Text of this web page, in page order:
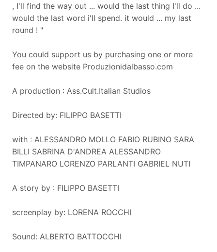
, I'll find the way out ... would the last thing I'll do ...
would the last word i'll spend. it would ... my last
round ! "
You could support us by purchasing one or more
fee on the website Produzionidalbasso.com
A production : Ass.Cult.Italian Studios
Directed by: FILIPPO BASETTI
with : ALESSANDRO MOLLO FABIO RUBINO SARA
BILLI SABRINA D'ANDREA ALESSANDRO
TIMPANARO LORENZO PARLANTI GABRIEL NUTI
A story by : FILIPPO BASETTI
screenplay by: LORENA ROCCHI
Sound: ALBERTO BATTOCCHI